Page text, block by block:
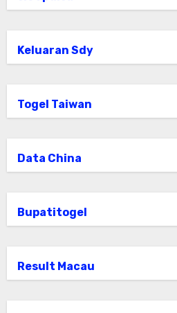
Keluaran Sdy
Togel Taiwan
Data China
Bupatitogel
Result Macau